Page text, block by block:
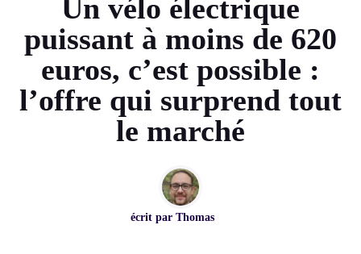
Un vélo électrique
puissant à moins de 620
euros, c’est possible :
l’offre qui surprend tout
le marché
écrit par Thomas